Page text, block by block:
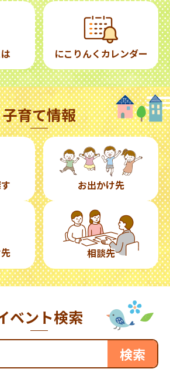
にこりんくカレンダー
子育て情報
お出かけ先
相談先
ベント検索